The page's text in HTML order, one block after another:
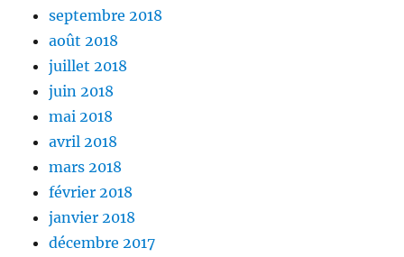
septembre 2018
août 2018
juillet 2018
juin 2018
mai 2018
avril 2018
mars 2018
février 2018
janvier 2018
décembre 2017